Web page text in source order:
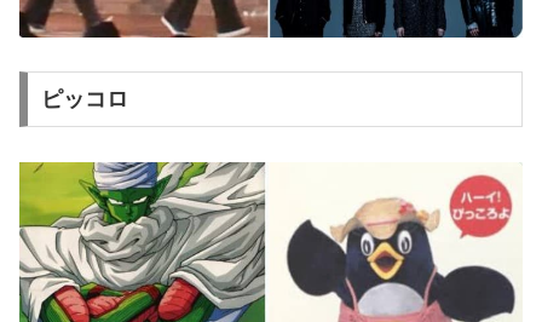
ピッコロ